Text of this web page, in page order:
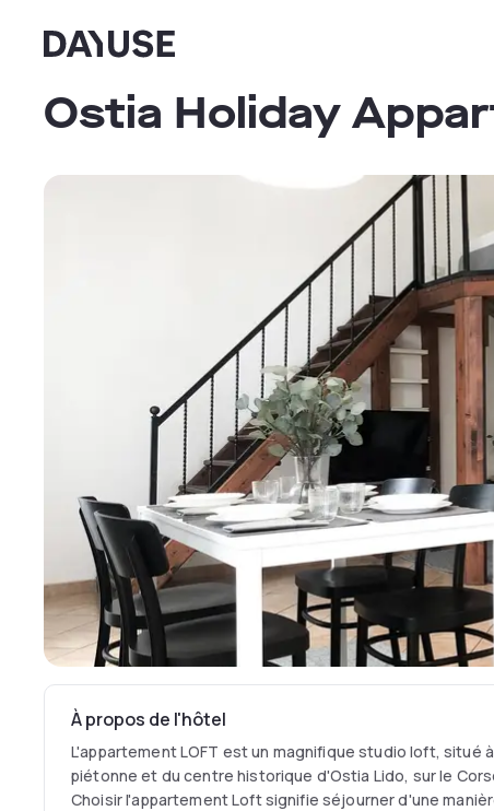
Dayuse
Ostia Holiday
À propos de l'hôtel
L'appartement LOFT est un magnifique studio loft, situé
piétonne et du centre historique d'Ostia Lido, sur le
Choisir l'appartement Loft signifie séjourner d'une